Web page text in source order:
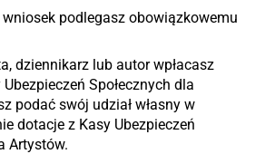
wniosek podlegasz obowiązkowemu
dziennikarz lub autor wpłacasz
Społecznych dla
podać swój udział własny w
dotacje z Kasy Ubezpieczeń
Artystów.